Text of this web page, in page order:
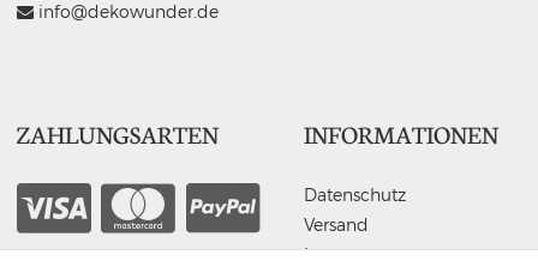
info@dekowunder.de
ZAHLUNGSARTEN INFORMATIONEN
Datenschutz
Versand
Impressum